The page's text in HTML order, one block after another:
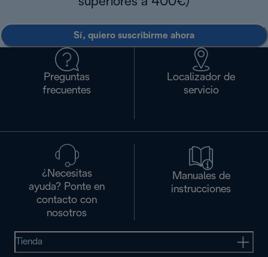
Sí, quiero suscribirme ahora
Preguntas
frecuentes
Localizador de
servicio
¿Necesitas
ayuda? Ponte en
contacto con
nosotros
Manuales de
instrucciones
Tienda